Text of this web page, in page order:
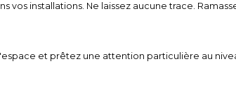
vos installations. Ne laissez aucune trace.
et prêtez une attention particulière au